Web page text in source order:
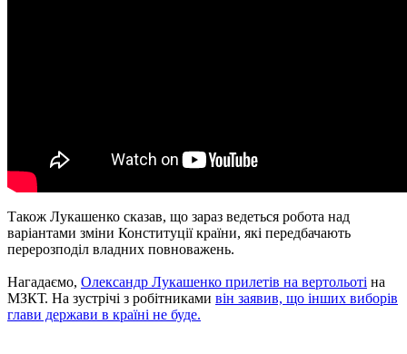
Також Лукашенко сказав, що зараз ведеться робота над
варіантами зміни Конституції країни, які передбачають
перерозподіл владних повноважень.
Нагадаємо, Олександр Лукашенко прилетів на вертольоті на
МЗКТ. На зустрічі з робітниками він заявив, що інших виборів
глави держави в країні не буде.